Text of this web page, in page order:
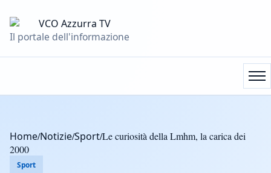
Il portale dell'informazione
Home/Notizie/Sport/Le curiosità della Lmhm, la carica dei
2000
Sport